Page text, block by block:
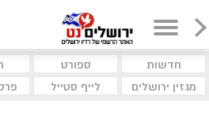
חדשות ספורט
מגזין ירושלים
לייף סטייל